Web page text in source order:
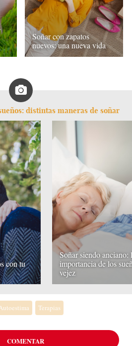
Soñar con zapatos
nuevos: una nueva vida
distintas maneras de soñar
con tu
Soñar siendo anciano:
importancia de los
vejez
Terapias
COMENTAR